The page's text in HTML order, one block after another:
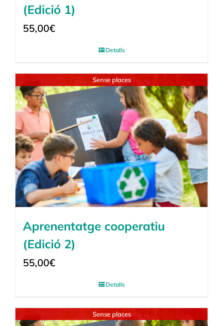
(Edició 1)
55,00€
Detalls
Sense places
Aprenentatge cooperatiu
(Edició 2)
55,00€
Detalls
Sense places